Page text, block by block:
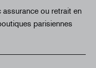
ou retrait en
parisiennes